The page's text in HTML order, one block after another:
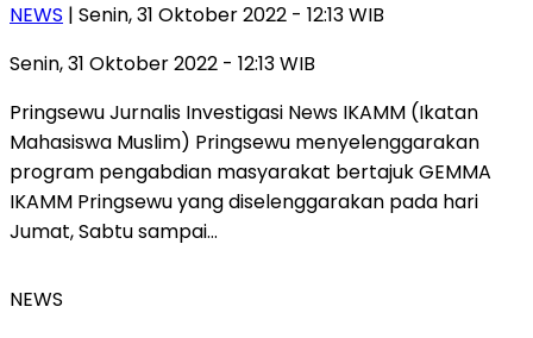
NEWS | Senin, 31 Oktober 2022 - 12:13 WIB
Senin, 31 Oktober 2022 - 12:13 WIB
Pringsewu Jurnalis Investigasi News IKAMM (Ikatan
Mahasiswa Muslim) Pringsewu menyelenggarakan
program pengabdian masyarakat bertajuk GEMMA
IKAMM Pringsewu yang diselenggarakan pada hari
Jumat, Sabtu sampai…
NEWS